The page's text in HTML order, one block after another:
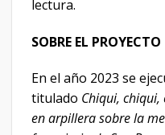
lectura.
SOBRE EL PROYECTO
En el año 2023 se
titulado Chiqui, chiqui,
en arpillera sobre la